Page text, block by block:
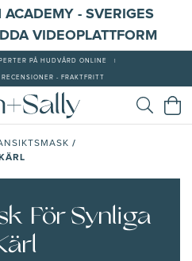
- SVERIGES
VIDEOPLATTFORM
PÅ HUDVÅRD ONLINE
- FRAKTFRITT
/
För Synliga